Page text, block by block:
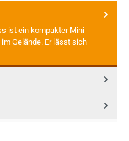
ist ein kompakter Mini-
Gelände. Er lässt sich